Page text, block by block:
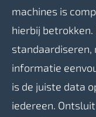
machines is
hierbij
standaardiseren,
informatie
is de juiste data
iedereen.